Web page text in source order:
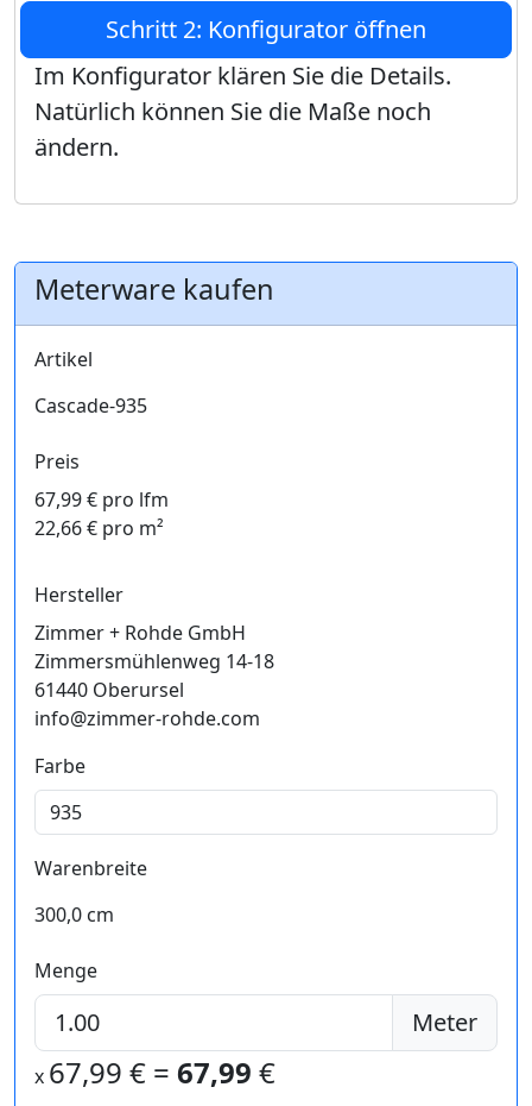
Schritt 2: Konfigurator öffnen
Im Konfigurator klären Sie die Details.
Natürlich können Sie die Maße noch
ändern.
Meterware kaufen
Artikel
Cascade-935
Preis
67,99 € pro lfm
22,66 € pro m²
Hersteller
Zimmer + Rohde GmbH
Zimmersmühlenweg 14-18
61440 Oberursel
info@zimmer-rohde.com
Farbe
Warenbreite
300,0 cm
Menge
Meter
x 67,99 € = 67,99 €